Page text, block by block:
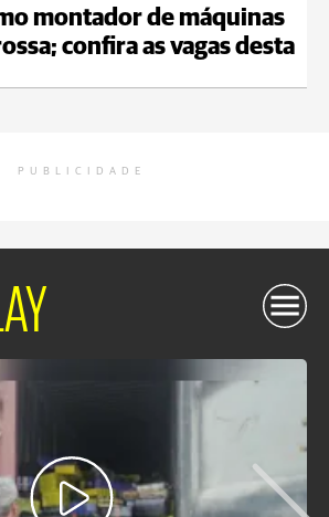
montador de máquinas
confira as vagas desta
PUBLICIDADE